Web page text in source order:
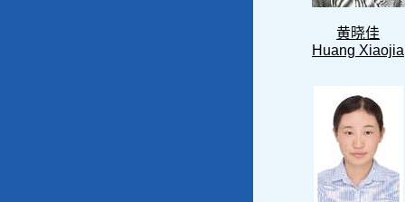
黄晓佳
Huang Xiaojia